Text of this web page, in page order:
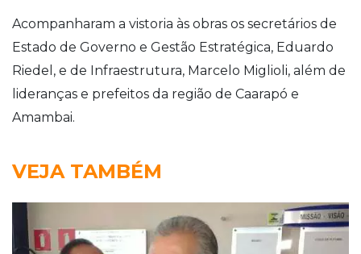
Acompanharam a vistoria às obras os secretários de
Estado de Governo e Gestão Estratégica, Eduardo
Riedel, e de Infraestrutura, Marcelo Miglioli, além de
lideranças e prefeitos da região de Caarapó e
Amambai.
VEJA TAMBÉM